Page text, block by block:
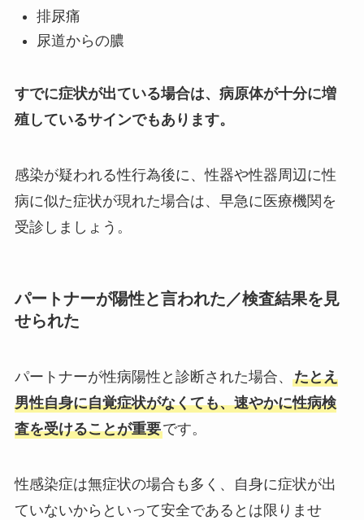
排尿痛
尿道からの膿
すでに症状が出ている場合は、病原体が十分に増
殖しているサインでもあります。
感染が疑われる性行為後に、性器や性器周辺に性
病に似た症状が現れた場合は、早急に医療機関を
受診しましょう。
パートナーが陽性と言われた／検査結果を見
せられた
パートナーが性病陽性と診断された場合、 たとえ
男性自身に自覚症状がなくても、速やかに性病検
査を受けることが重要です。
性感染症は無症状の場合も多く、自身に症状が出
ていないからといって安全であるとは限りませ